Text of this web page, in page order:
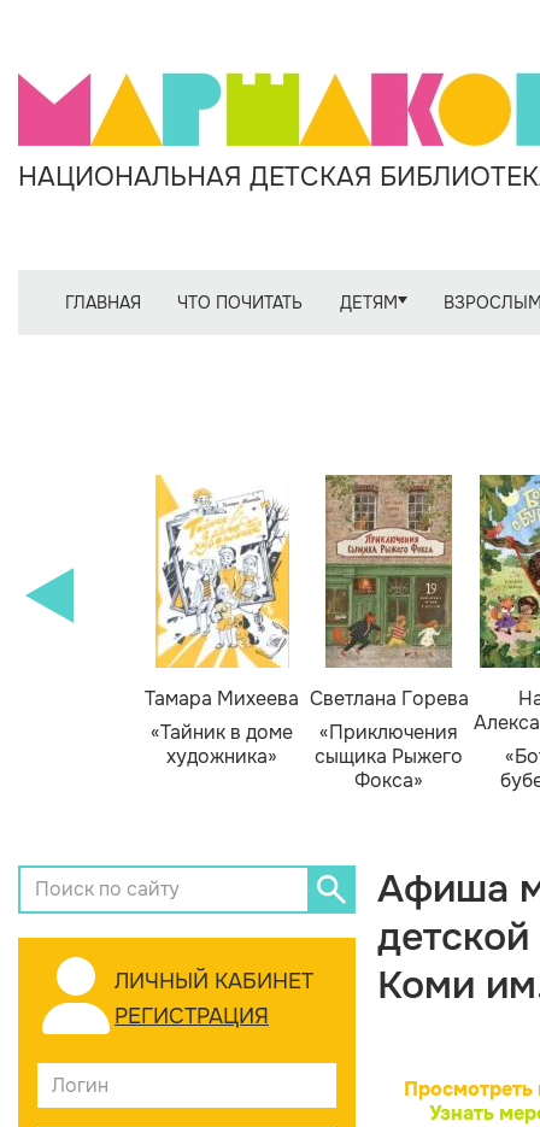
НАЦИОНАЛЬНАЯ ДЕТСКАЯ
ГЛАВНАЯ ЧТО ПОЧИТАТЬ ДЕТЯМ
Тамара Михеева
«Тайник в доме
художника»
Светлана Горева
«Приключения
сыщика Рыжего
Фокса»
ЛИЧНЫЙ КАБИНЕТ
РЕГИСТРАЦИЯ
Афиша
Коми
Просмотреть
Узнать